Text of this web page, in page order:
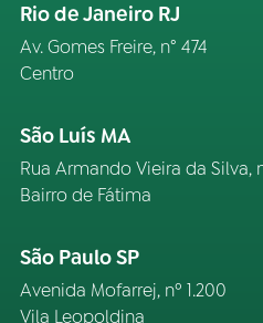
Rio de Janeiro RJ
Av. Gomes Freire, n° 474
Centro
São Luís MA
Rua Armando Vieira da Silva,
Bairro de Fátima
São Paulo SP
Avenida Mofarrej, nº 1.200
Vila Leopoldina